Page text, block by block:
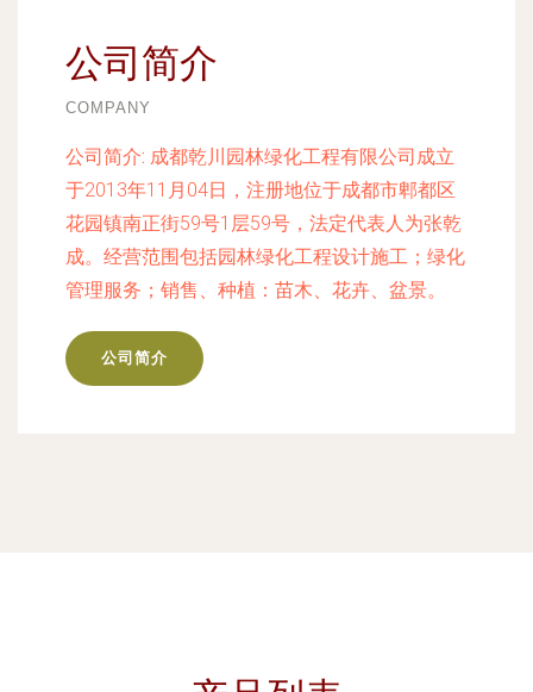
公司简介
COMPANY
公司简介: 成都乾川园林绿化工程有限公司成立
于2013年11月04日，注册地位于成都市郫都区
花园镇南正街59号1层59号，法定代表人为张乾
成。经营范围包括园林绿化工程设计施工；绿化
管理服务；销售、种植：苗木、花卉、盆景。
公司简介